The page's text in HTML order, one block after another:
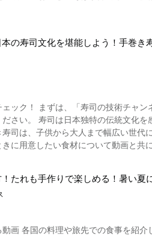
おくことが大事。そばには、4つの
ります。 そばの4つのたては ・獲りたて ・挽きたて ・打ちたて ・茹でたて
す。 日本を訪れるグルメの方は和食の世界
「ざる蕎麦」「つけ蕎麦」「かけ蕎麦」
は和食の奥深さを知るのにもってこ
の寿司文化を堪能しよう！手巻
ック！ まずは、「寿司の技術チャ
な種類がありますが、なかで
司は、子供から大人まで幅広い世
食材について動画と共に詳しくご紹介していきます。
ングで、シャリの上に伸ばし、続いてネタを乗せま
左のシャリの頂点に持っていくよ
手巻き寿司を巻くのには技術がいりま
たれも手作りで楽しめる！暑い夏
画 各国の料理や旅先での食事を紹